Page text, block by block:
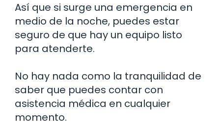
Así que si surge una emergencia en
medio de la noche, puedes estar
seguro de que hay un equipo listo
para atenderte.
No hay nada como la tranquilidad de
saber que puedes contar con
asistencia médica en cualquier
momento.